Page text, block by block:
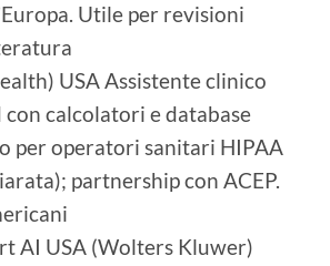
Utile per revisioni
USA Assistente clinico
con calcolatori e database
per operatori sanitari HIPAA
partnership con ACEP.
AI USA (Wolters Kluwer)